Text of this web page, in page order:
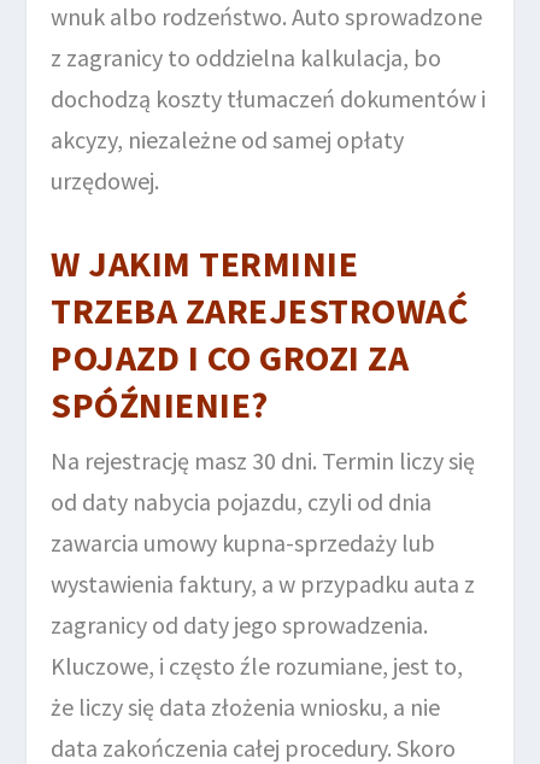
wnuk albo rodzeństwo. Auto sprowadzone
z zagranicy to oddzielna kalkulacja, bo
dochodzą koszty tłumaczeń dokumentów i
akcyzy, niezależne od samej opłaty
urzędowej.
W JAKIM TERMINIE
TRZEBA ZAREJESTROWAĆ
POJAZD I CO GROZI ZA
SPÓŹNIENIE?
Na rejestrację masz 30 dni. Termin liczy się
od daty nabycia pojazdu, czyli od dnia
zawarcia umowy kupna-sprzedaży lub
wystawienia faktury, a w przypadku auta z
zagranicy od daty jego sprowadzenia.
Kluczowe, i często źle rozumiane, jest to,
że liczy się data złożenia wniosku, a nie
data zakończenia całej procedury. Skoro